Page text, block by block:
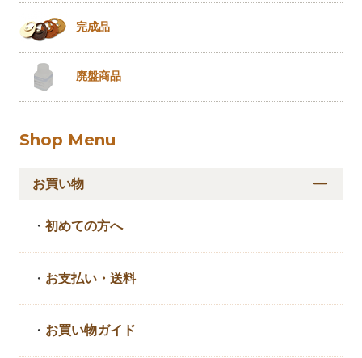
完成品
廃盤商品
Shop Menu
お買い物
・初めての方へ
・ お支払い・送料
・ お買い物ガイド